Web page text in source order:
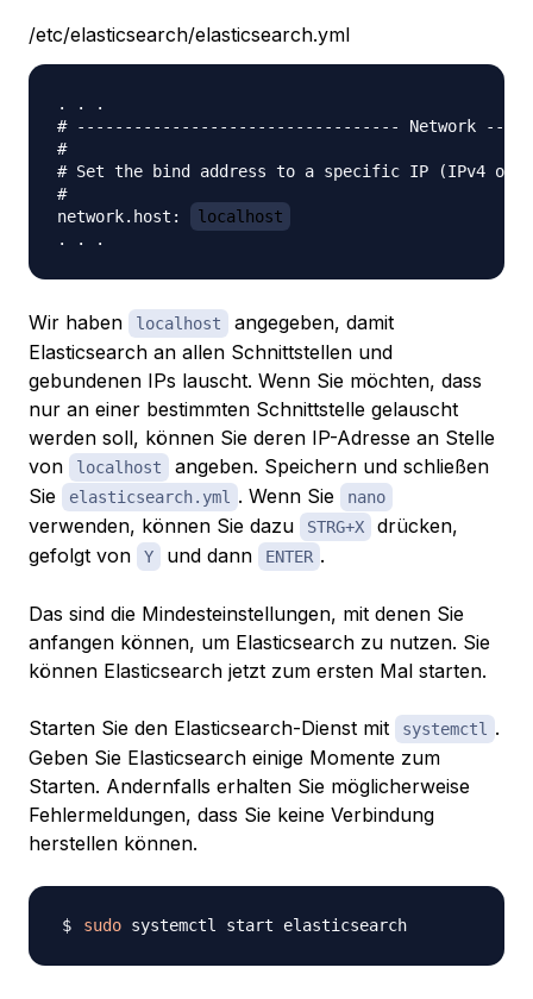
/etc/elasticsearch/elasticsearch.yml
. . .
# ---------------------------------- Network
#
# Set the bind address to a specific IP (IPv4 or
#
network.host:
localhost
Wir haben localhost
angegeben, damit
Elasticsearch an allen Schnittstellen und
gebundenen IPs lauscht. Wenn Sie möchten, dass
nur an einer bestimmten Schnittstelle gelauscht
werden soll, können Sie deren IP-Adresse an Stelle
von
localhost
angeben. Speichern und schließen
Sie
elasticsearch.yml . Wenn Sie nano
verwenden, können Sie dazu STRG+X
drücken,
gefolgt von
Y und dann ENTER .
Das sind die Mindesteinstellungen, mit denen Sie
anfangen können, um Elasticsearch zu nutzen. Sie
können Elasticsearch jetzt zum ersten Mal starten.
Starten Sie den Elasticsearch-Dienst mit systemctl .
Geben Sie Elasticsearch einige Momente zum
Starten. Andernfalls erhalten Sie möglicherweise
Fehlermeldungen, dass Sie keine Verbindung
herstellen können.
sudo